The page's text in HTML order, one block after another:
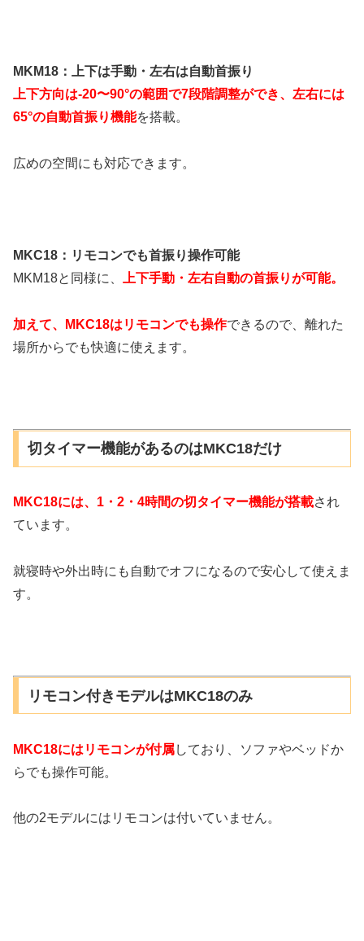
MKM18：上下は手動・左右は自動首振り
上下方向は-20〜90°の範囲で7段階調整ができ、左右には
65°の自動首振り機能を搭載。
広めの空間にも対応できます。
MKC18：リモコンでも首振り操作可能
MKM18と同様に、
上下手動・左右自動の首振りが可能。
加えて、MKC18はリモコンでも操作できるので、離れた
場所からでも快適に使えます。
切タイマー機能があるのはMKC18だけ
MKC18には、1・2・4時間の切タイマー機能が搭載され
ています。
就寝時や外出時にも自動でオフになるので安心して使えま
す。
リモコン付きモデルはMKC18のみ
MKC18にはリモコンが付属しており、ソファやベッドか
らでも操作可能。
他の2モデルにはリモコンは付いていません。